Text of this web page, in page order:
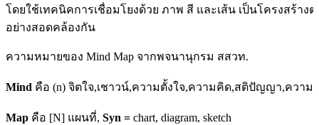
โดยใช้เทคนิคการเชื่อมโยงด้วย ภาพ สี และเส้น เป็นโครงสร้าง
อย่างสอดคล้องกัน
ความหมายของ Mind Map จากพจนานุกรม สสวท.
Mind คือ (n) จิตใจ,เชาวน์,ความตั้งใจ,ความคิด,สติปัญญา,ความ
Map คือ [N] แผนที่, Syn = chart, diagram, sketch